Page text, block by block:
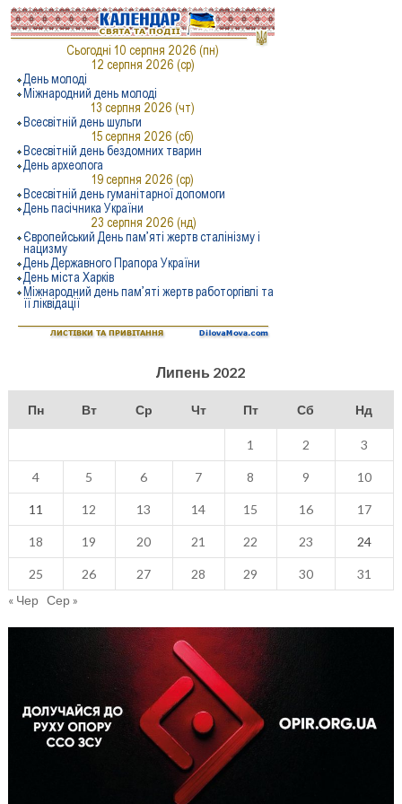
Липень 2022
Пн Вт Ср Чт Пт Сб Нд
1 2 3
4 5 6 7 8 9 10
11 12 13 14 15 16 17
18 19 20 21 22 23 24
25 26 27 28 29 30
31
« Чер Сер »